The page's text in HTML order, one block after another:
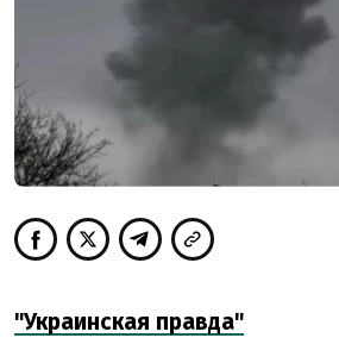
"Украинская правда"